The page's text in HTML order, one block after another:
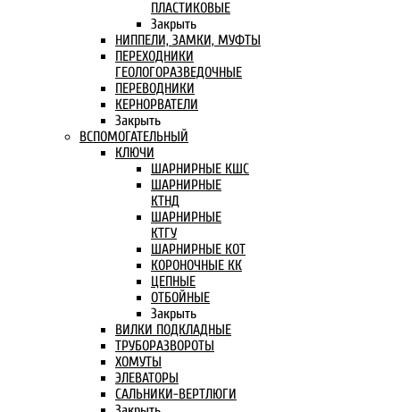
ПЛАСТИКОВЫЕ
Закрыть
НИППЕЛИ, ЗАМКИ, МУФТЫ
ПЕРЕХОДНИКИ
ГЕОЛОГОРАЗВЕДОЧНЫЕ
ПЕРЕВОДНИКИ
КЕРНОРВАТЕЛИ
Закрыть
ВСПОМОГАТЕЛЬНЫЙ
КЛЮЧИ
ШАРНИРНЫЕ КШС
ШАРНИРНЫЕ
КТНД
ШАРНИРНЫЕ
КТГУ
ШАРНИРНЫЕ КОТ
КОРОНОЧНЫЕ КК
ЦЕПНЫЕ
ОТБОЙНЫЕ
Закрыть
ВИЛКИ ПОДКЛАДНЫЕ
ТРУБОРАЗВОРОТЫ
ХОМУТЫ
ЭЛЕВАТОРЫ
САЛЬНИКИ-ВЕРТЛЮГИ